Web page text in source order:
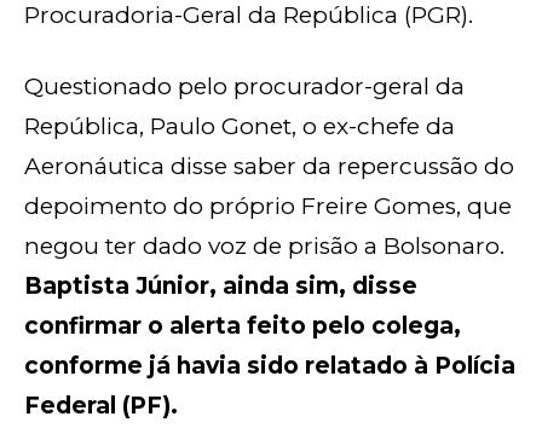
Procuradoria-Geral da República (PGR).
Questionado pelo procurador-geral da
República, Paulo Gonet, o ex-chefe da
Aeronáutica disse saber da repercussão do
depoimento do próprio Freire Gomes, que
negou ter dado voz de prisão a Bolsonaro.
Baptista Júnior, ainda sim, disse
confirmar o alerta feito pelo colega,
conforme já havia sido relatado à Polícia
Federal (PF).